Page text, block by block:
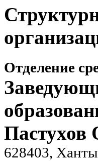
Отделение
628403,